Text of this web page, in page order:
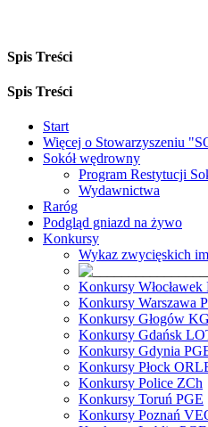
Spis Treści
Spis Treści
Start
Więcej o Stowarzyszeniu
Sokół wędrowny
Program Restytucji
Wydawnictwa
Raróg
Podgląd gniazd na żywo
Konkursy
Wykaz zwycięskich
Konkursy Włocławek
Konkursy Warszawa
Konkursy Głogów
Konkursy Gdańsk
Konkursy Gdynia
Konkursy Płock
Konkursy Police ZCh
Konkursy Toruń PGE
Konkursy Poznań